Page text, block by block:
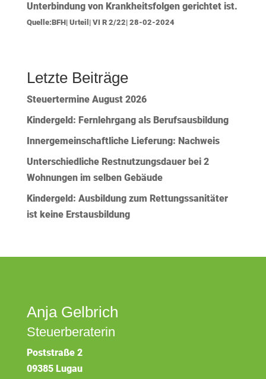
Unterbindung von Krankheitsfolgen gerichtet ist.
Quelle:BFH| Urteil| VI R 2/22| 28-02-2024
Letzte Beiträge
Steuertermine August 2026
Kindergeld: Fernlehrgang als Berufsausbildung
Innergemeinschaftliche Lieferung: Nachweis
Unterschiedliche Restnutzungsdauer bei 2
Wohnungen im selben Gebäude
Kindergeld: Ausbildung zum Rettungssanitäter
ist keine Erstausbildung
Anja Gelbrich
Steuerberaterin
Poststraße 2
09385 Lugau